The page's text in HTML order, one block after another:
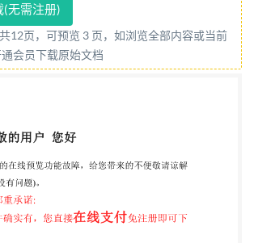
ISO5285:2012 * 中国标准
北京市朝阳区和平里西街甲2号
市西城区三里河北街16号（100045)
(无需注册)
12页，可预览 3 页，如浏览全部内容或当前
会员下载原始文档